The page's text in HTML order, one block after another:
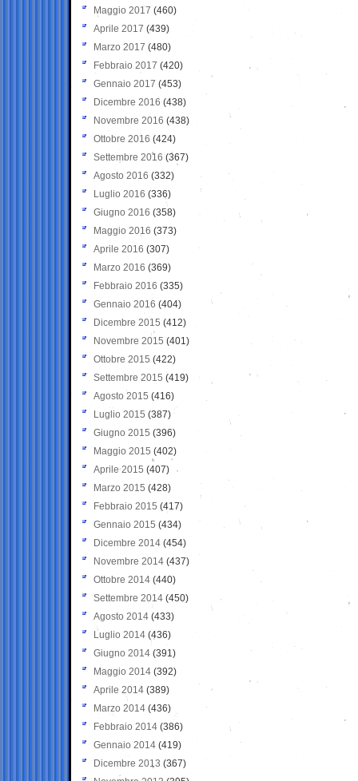
Maggio 2017 (460)
Aprile 2017 (439)
Marzo 2017 (480)
Febbraio 2017 (420)
Gennaio 2017 (453)
Dicembre 2016 (438)
Novembre 2016 (438)
Ottobre 2016 (424)
Settembre 2016 (367)
Agosto 2016 (332)
Luglio 2016 (336)
Giugno 2016 (358)
Maggio 2016 (373)
Aprile 2016 (307)
Marzo 2016 (369)
Febbraio 2016 (335)
Gennaio 2016 (404)
Dicembre 2015 (412)
Novembre 2015 (401)
Ottobre 2015 (422)
Settembre 2015 (419)
Agosto 2015 (416)
Luglio 2015 (387)
Giugno 2015 (396)
Maggio 2015 (402)
Aprile 2015 (407)
Marzo 2015 (428)
Febbraio 2015 (417)
Gennaio 2015 (434)
Dicembre 2014 (454)
Novembre 2014 (437)
Ottobre 2014 (440)
Settembre 2014 (450)
Agosto 2014 (433)
Luglio 2014 (436)
Giugno 2014 (391)
Maggio 2014 (392)
Aprile 2014 (389)
Marzo 2014 (436)
Febbraio 2014 (386)
Gennaio 2014 (419)
Dicembre 2013 (367)